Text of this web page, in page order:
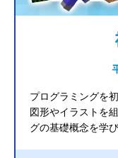
プログラミングを
図形やイラストを
グの基礎概念を学び